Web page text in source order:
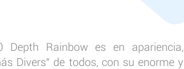
Depth Rainbow es en apariencia,
Divers" de todos, con su enorme y